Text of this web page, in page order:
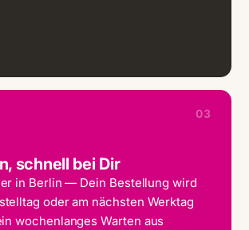
03
schnell bei Dir
in Berlin — Dein Bestellung wird
oder am nächsten Werktag
wochenlanges Warten aus